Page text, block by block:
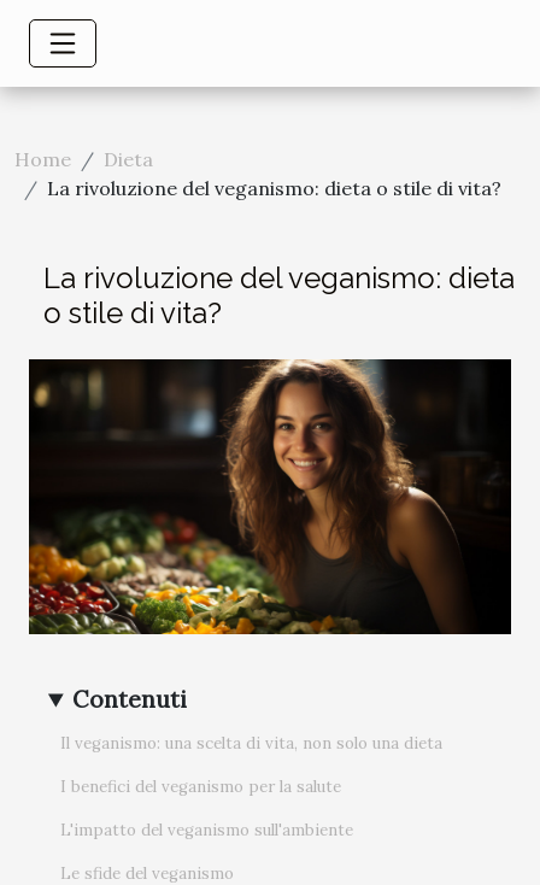
Home
Dieta
La rivoluzione del veganismo: dieta o stile di vita?
La rivoluzione del veganismo: dieta
o stile di vita?
Contenuti
Il veganismo: una scelta di vita, non solo una dieta
I benefici del veganismo per la salute
L'impatto del veganismo sull'ambiente
Le sfide del veganismo